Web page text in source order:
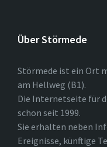
Über Störmede
Störmede ist ein Ort
am Hellweg (B1).
Die Internetseite für
schon seit 1999.
Sie erhalten neben
Ereignisse, künftige